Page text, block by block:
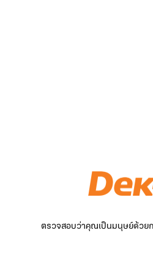
ตรวจสอบว่าคุณเป็นมนุษย์ด้วยก